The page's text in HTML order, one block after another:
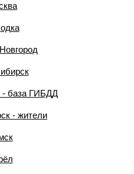
- база ГИБДД
- жители